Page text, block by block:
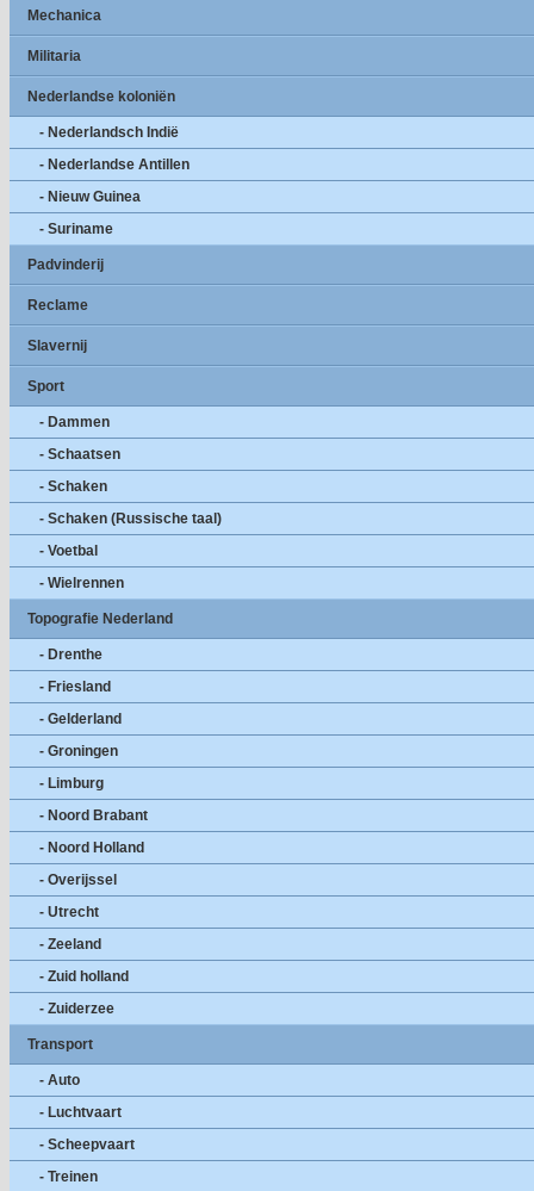
Mechanica
Militaria
Nederlandse koloniën
- Nederlandsch Indië
- Nederlandse Antillen
- Nieuw Guinea
- Suriname
Padvinderij
Reclame
Slavernij
Sport
- Dammen
- Schaatsen
- Schaken
- Schaken (Russische taal)
- Voetbal
- Wielrennen
Topografie Nederland
- Drenthe
- Friesland
- Gelderland
- Groningen
- Limburg
- Noord Brabant
- Noord Holland
- Overijssel
- Utrecht
- Zeeland
- Zuid holland
- Zuiderzee
Transport
- Auto
- Luchtvaart
- Scheepvaart
- Treinen